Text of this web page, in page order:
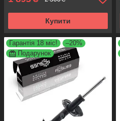
Купити
Гарантія 18 міс!
–20%
Подарунок